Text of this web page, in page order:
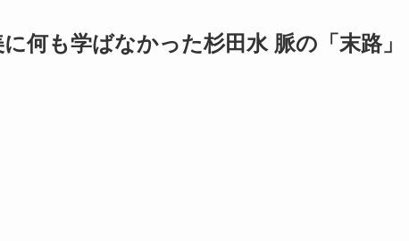
何も学ばなかった杉田水 脈の「末路」